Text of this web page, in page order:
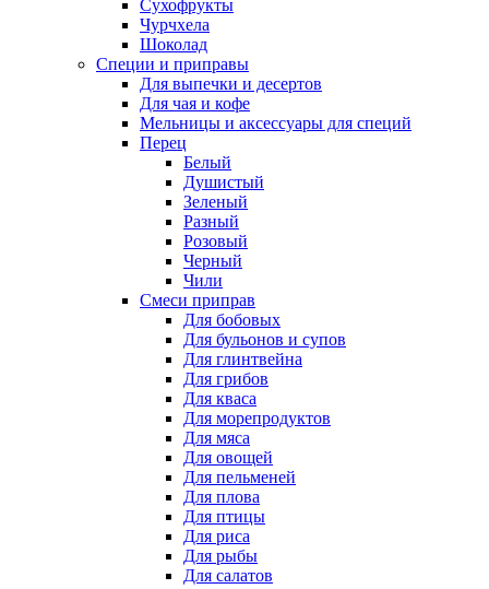
Сухофрукты
Чурчхела
Шоколад
Специи и приправы
Для выпечки и десертов
Для чая и кофе
Мельницы и аксессуары для специй
Перец
Белый
Душистый
Зеленый
Разный
Розовый
Черный
Чили
Смеси приправ
Для бобовых
Для бульонов и супов
Для глинтвейна
Для грибов
Для кваса
Для морепродуктов
Для мяса
Для овощей
Для пельменей
Для плова
Для птицы
Для риса
Для рыбы
Для салатов